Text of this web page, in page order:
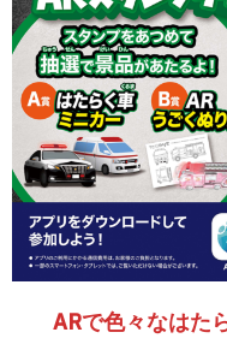
ARで色々なはた